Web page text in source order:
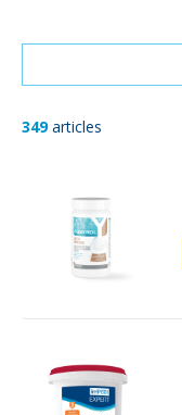
349articles